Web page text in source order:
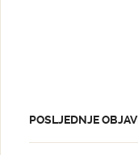
POSLJEDNJE